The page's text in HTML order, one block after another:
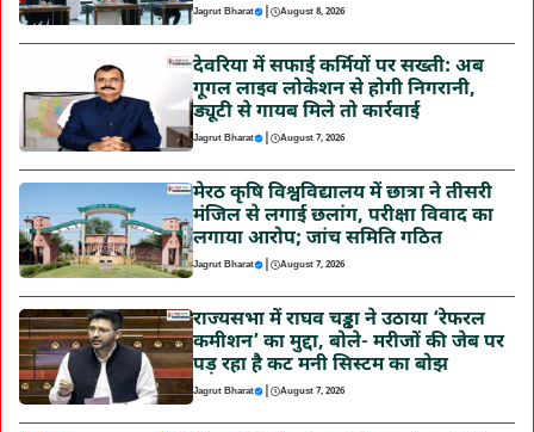
Jagrut Bharat | August 8, 2026
देवरिया में सफाई कर्मियों पर सख्ती: अब
गूगल लाइव लोकेशन से होगी निगरानी,
ड्यूटी से गायब मिले तो कार्रवाई
Jagrut Bharat | August 7, 2026
मेरठ कृषि विश्वविद्यालय में छात्रा ने तीसरी
मंजिल से लगाई छलांग, परीक्षा विवाद का
लगाया आरोप; जांच समिति गठित
Jagrut Bharat | August 7, 2026
राज्यसभा में राघव चड्ढा ने उठाया ‘रेफरल
कमीशन’ का मुद्दा, बोले- मरीजों की जेब पर
पड़ रहा है कट मनी सिस्टम का बोझ
Jagrut Bharat | August 7, 2026